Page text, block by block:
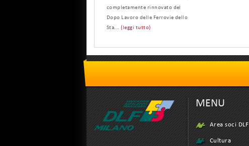
completamente rinnovato del
Dopo Lavoro delle Ferrovie dello
Sta...(leggi tutto)
MENU
Area soci DLF
Cultura